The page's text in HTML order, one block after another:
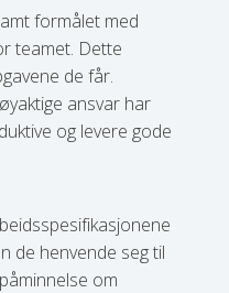
formålet med
teamet. Dette
de får.
ansvar har
og levere gode
de henvende seg til
om